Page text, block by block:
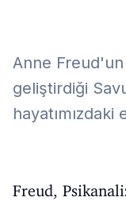
Anne Freud'un
geliştirdiği
hayatımızdaki
Freud,